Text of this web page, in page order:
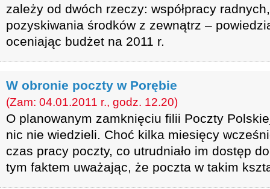
zależy od dwóch rzeczy: współpracy
pozyskiwania środków z zewnątrz –
oceniając budżet na 2011 r.
W obronie poczty w Porębie
(Zam: 04.01.2011 r., godz. 12.20)
O planowanym zamknięciu filii Poczty
nic nie wiedzieli. Choć kilka miesięcy
czas pracy poczty, co utrudniało im dostęp
tym faktem uważając, że poczta w takim